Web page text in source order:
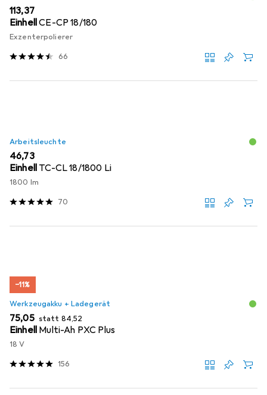
EUR
113,37
EinhellCE-CP 18/180
Exzenterpolierer
66
Arbeitsleuchte
EUR
46,73
Einhell TC-CL 18/1800 Li
1800 lm
70
−11%
Werkzeugakku + Ladegerät
EUR
75,05 statt EUR
84,52
Einhell Multi-Ah PXC Plus
18 V
156